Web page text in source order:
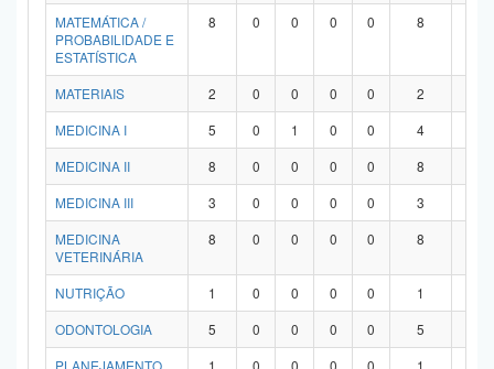
MATEMÁTICA /
PROBABILIDADE E
ESTATÍSTICA
8 0 0 0 0 8
MATERIAIS 2 0 0 0 0 2
MEDICINA I
5 0 1 0 0 4
MEDICINA II
8 0 0 0 0 8
MEDICINA III
3 0 0 0 0 3
MEDICINA
VETERINÁRIA
8 0 0 0 0 8
NUTRIÇÃO 1 0 0 0 0 1
ODONTOLOGIA
5 0 0 0 0 5
PLANEJAMENTO
1 0 0 0 0 1